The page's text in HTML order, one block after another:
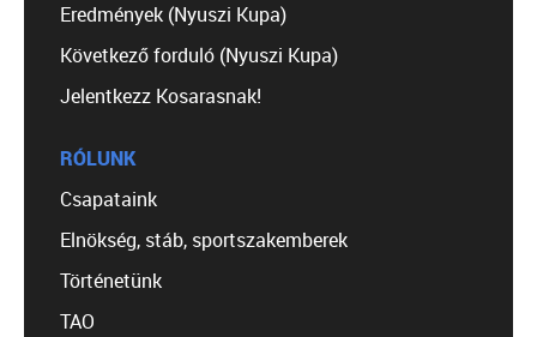
Eredmények (Nyuszi Kupa)
Következő forduló (Nyuszi Kupa)
Jelentkezz Kosarasnak!
RÓLUNK
Csapataink
Elnökség, stáb, sportszakemberek
Történetünk
TAO